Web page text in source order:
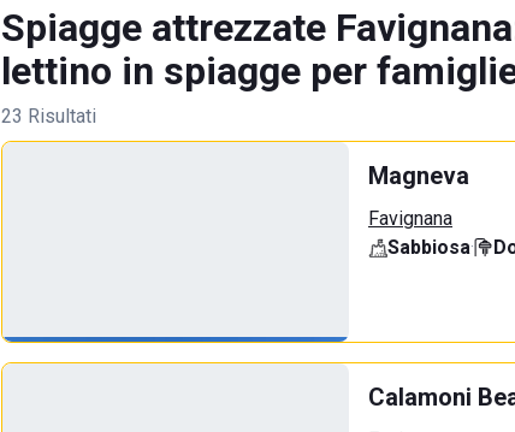
Spiagge attrezzate
lettino in spiagge per
23 Risultati
Magneva
Favignana
Sabbiosa·
Calamoni